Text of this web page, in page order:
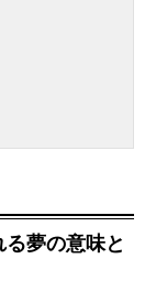
る夢の意味と